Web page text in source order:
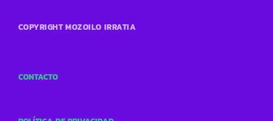
COPYRIGHT MOZOILO IRRATIA
CONTACTO